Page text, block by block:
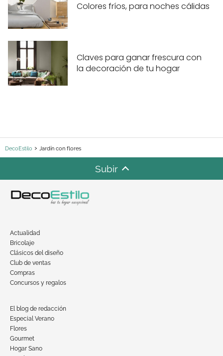
Colores fríos, para noches cálidas
Claves para ganar frescura con
la decoración de tu hogar
DecoEstilo Jardín con flores
Subir
Actualidad
Bricolaje
Clásicos del diseño
Club de ventas
Compras
Concursos y regalos
El blog de redacción
Especial Verano
Flores
Gourmet
Hogar Sano